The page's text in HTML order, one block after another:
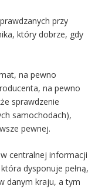
przy
który dobrze, gdy
na pewno
na pewno
sprawdzenie
samochodach),
pewnej.
centralnej informacji
dysponuje pełną,
danym kraju, a tym